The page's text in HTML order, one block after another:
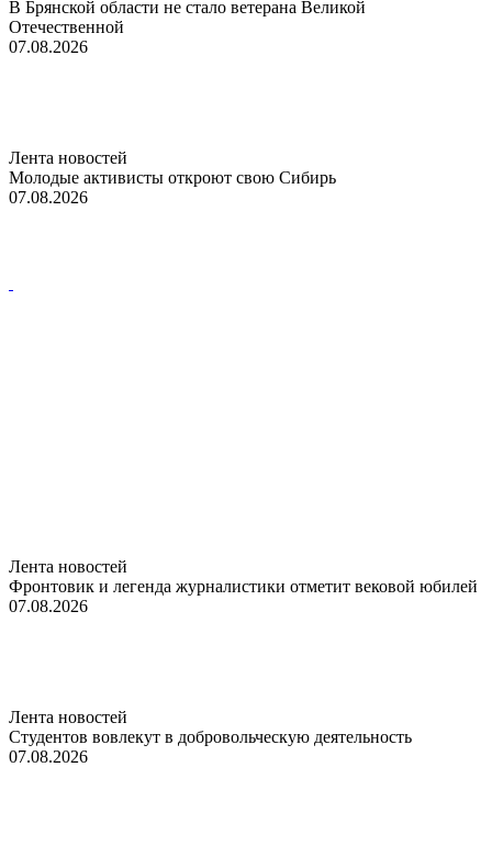
В Брянской области не стало ветерана Великой
Отечественной
07.08.2026
Лента новостей
Молодые активисты откроют свою Сибирь
07.08.2026
Лента новостей
Фронтовик и легенда журналистики отметит вековой юбилей
07.08.2026
Лента новостей
Студентов вовлекут в добровольческую деятельность
07.08.2026